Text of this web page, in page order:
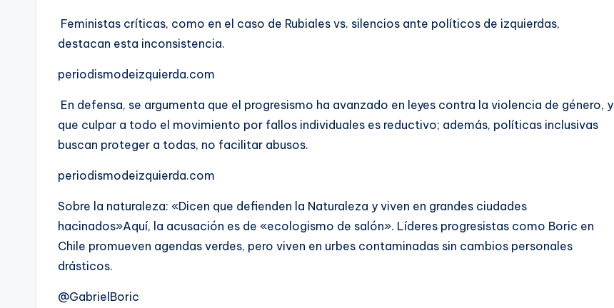
Feministas críticas, como en el caso de Rubiales vs. silencios ante políticos de izquierdas,
destacan esta inconsistencia.
periodismodeizquierda.com
En defensa, se argumenta que el progresismo ha avanzado en leyes contra la violencia de género, y
que culpar a todo el movimiento por fallos individuales es reductivo; además, políticas inclusivas
buscan proteger a todas, no facilitar abusos.
periodismodeizquierda.com
Sobre la naturaleza: «Dicen que defienden la Naturaleza y viven en grandes ciudades
hacinados»Aquí, la acusación es de «ecologismo de salón». Líderes progresistas como Boric en
Chile promueven agendas verdes, pero viven en urbes contaminadas sin cambios personales
drásticos.
@GabrielBoric